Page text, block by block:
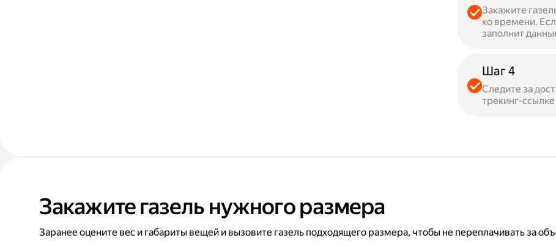
Закажите
ко времени.
заполнит
Шаг 4
Следите за
трекинг-
Закажите газель нужного размера
Заранее оцените вес и габариты вещей и вызовите газель подходящего размера, чтобы не переплачивать за